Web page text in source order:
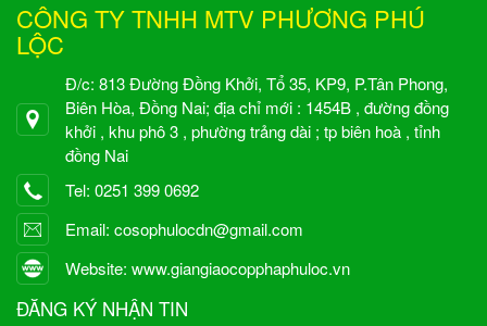
CÔNG TY TNHH MTV PHƯƠNG PHÚ
LỘC
Đ/c: 813 Đường Đồng Khởi, Tổ 35, KP9, P.Tân Phong,
Biên Hòa, Đồng Nai; địa chỉ mới : 1454B , đường đồng
khởi , khu phô 3 , phường trảng dài ; tp biên hoà , tỉnh
đồng Nai
Tel: 0251 399 0692
Email: cosophulocdn@gmail.com
Website: www.giangiaocopphaphuloc.vn
ĐĂNG KÝ NHẬN TIN